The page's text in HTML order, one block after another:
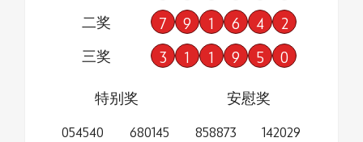
二奖 7 9 1 6 4 2
三奖 3 1 1 9 5 0
特别奖
054540
680145
安慰奖
858873
142029